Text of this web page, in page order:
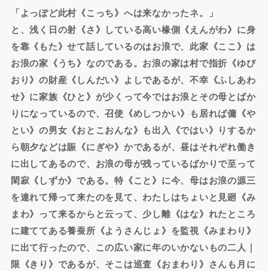
「よっぽど此村《こっち》へは来なかったネ。」
と、浅く日の射《さ》している高い椽側《えんがわ》に身
を靠《もた》せて話しているのはお浪で、此家《ここ》は
お浪の家《うち》なのである。お浪の家は村で指折《ゆび
おり》の財産《しんだい》よしであるが、不幸《ふしあわ
せ》に家族《ひと》が少くって今ではお浪とその母とばか
りになっているので、召使《めしつかい》も居れば傭《や
とい》の男女《おとこおんな》も出入《ではい》りするか
ら朝夕などは賑《にぎや》かであるが、昼はそれぞれ働き
に出してあるので、お浪の母が残っているばかりで至って
閑寂《しずか》である。特《こと》に今、母はお浪の源三
を連れて帰って来たのを見て、わたしはちょいと見廻《み
まわ》って来るからと云って、少し離《はな》れたところ
に建ててある養蚕所《ようさんじょ》を監視《みまわり》
に出て行ったので、この広い家に年のいかないもの二人｜
限《きり》であるが、そこは巡査《おまわり》さんも月に